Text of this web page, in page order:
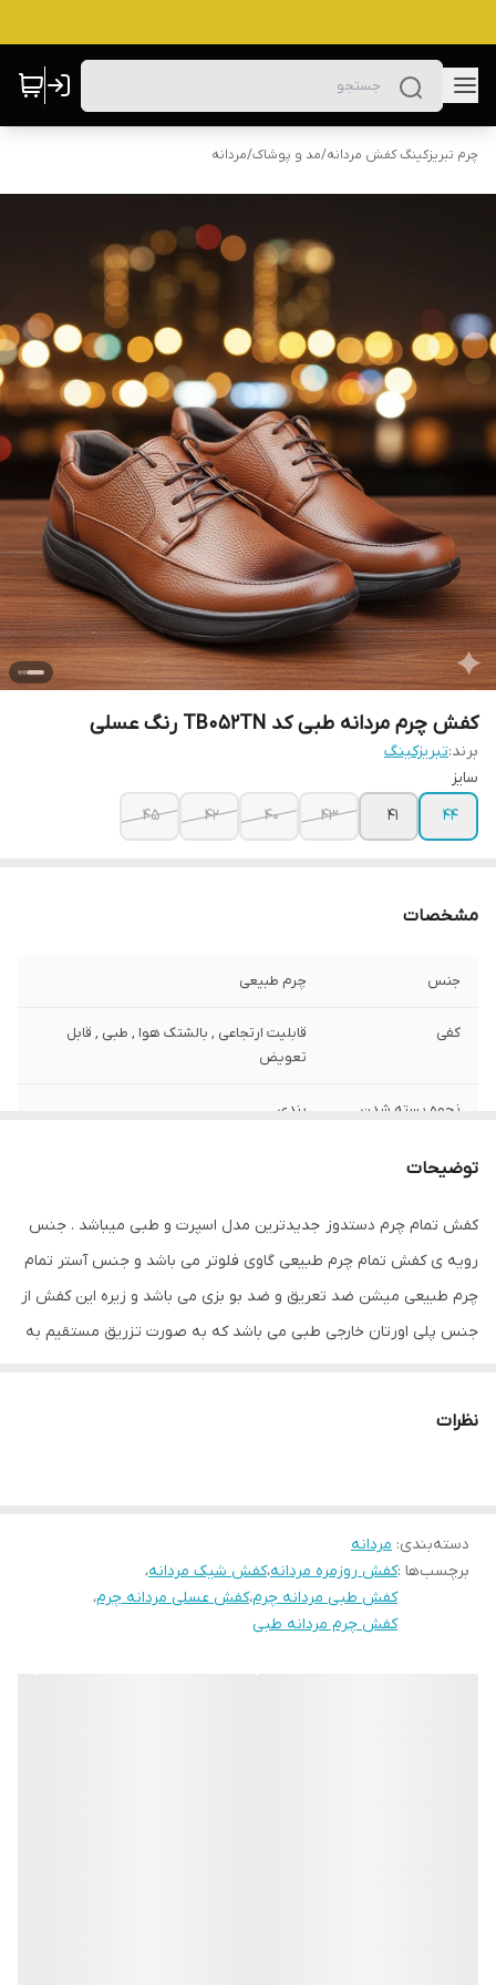
چرم تبریزکینگ کفش مردانه/مد و پوشاک/مردانه
کفش چرم مردانه طبی کد TB052TN رنگ عسلی
برند:تبریزکینگ
سایز
44
41
43
40
42
45
مشخصات
جنس چرم طبیعی
کفی
قابلیت ارتجاعی , بالشتک هوا , طبی , قابل
تعویض
نحوه بسته شدن
بندی
جزئیات
ظاهری شیک و بروز با استایل اسپرت کلاسیک
راحتی مناسب تیپ های کژوال و روزمره
نگهداری واکس و براق کننده و دستمال
توضیحات
کفش تمام چرم دستدوز جدیدترین مدل اسپرت و طبی میباشد . جنس
رویه ی کفش تمام چرم طبیعی گاوی فلوتر می باشد و جنس آستر تمام
چرم طبیعی میشن ضد تعریق و ضد بو بزی می باشد و زیره این کفش از
جنس پلی اورتان خارجی طبی می باشد که به صورت تزریق مستقیم به
ترک و ضد شکنندگی میباشد . کفی این کفش طبی تمام چرم آنتی
استاندارد است سایز خودتان را انتخاب کنید
نظرات
دسته‌بندی: مردانه
برچسب‌ها :کفش روزمره مردانه،کفش شیک مردانه،
کفش طبی مردانه چرم،کفش عسلی مردانه چرم،
کفش چرم مردانه طبی